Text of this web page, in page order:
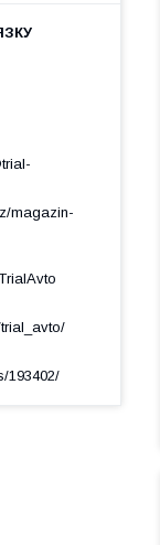
magazin-
193402/